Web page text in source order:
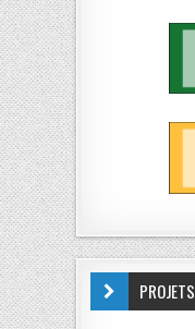
PROJETS